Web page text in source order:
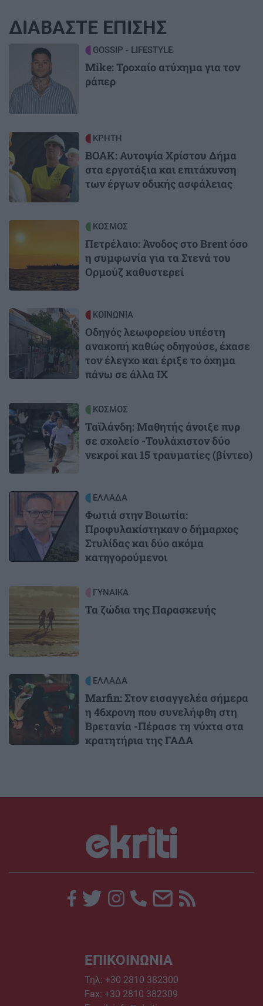
ΔΙΑΒΑΣΤΕ ΕΠΙΣΗΣ
Image GOSSIP - LIFESTYLE
Mike: Τροχαίο ατύχημα για τον
ράπερ
Image ΚΡΗΤΗ
ΒΟΑΚ: Αυτοψία Χρίστου Δήμα
στα εργοτάξια και επιτάχυνση
των έργων οδικής ασφάλειας
ΚΟΣΜΟΣ
Πετρέλαιο: Άνοδος στο Brent όσο
η συμφωνία για τα Στενά του
Ορμούζ καθυστερεί
Image ΚΟΙΝΩΝΙΑ
Οδηγός λεωφορείου υπέστη
ανακοπή καθώς οδηγούσε, έχασε
τον έλεγχο και έριξε το όχημα
πάνω σε άλλα ΙΧ
Image ΚΟΣΜΟΣ
Ταϊλάνδη: Μαθητής άνοιξε πυρ
σε σχολείο -Τουλάχιστον δύο
νεκροί και 15 τραυματίες (βίντεο)
Image ΕΛΛΑΔΑ
Φωτιά στην Βοιωτία:
Προφυλακίστηκαν ο δήμαρχος
Στυλίδας και δύο ακόμα
κατηγορούμενοι
ΓΥΝΑΙΚΑ
Τα ζώδια της Παρασκευής
Image ΕΛΛΑΔΑ
Marfin: Στον εισαγγελέα σήμερα
η 46χρονη που συνελήφθη στη
Βρετανία -Πέρασε τη νύχτα στα
κρατητήρια της ΓΑΔΑ
ΕΠΙΚΟΙΝΩΝΙΑ
Τηλ: +30 2810 382300
Fax: +30 2810 382309